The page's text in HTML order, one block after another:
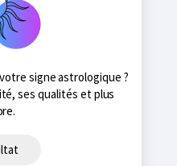
ses qualités et plus